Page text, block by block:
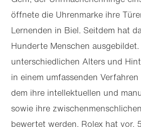
öffnete die Uhrenmarke ihre
Lernenden in Biel. Seitdem hat
Hunderte Menschen
unterschiedlichen Alters und
in einem umfassenden
dem ihre intellektuellen und
sowie ihre
bewertet werden. Rolex hat vor,